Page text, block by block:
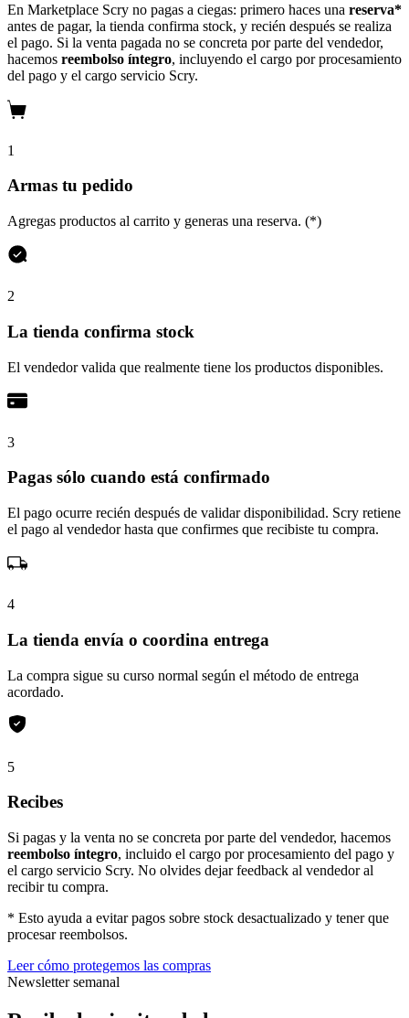
En Marketplace Scry no pagas a ciegas: primero haces una reserva*
antes de pagar, la tienda confirma stock, y recién después se realiza
el pago. Si la venta pagada no se concreta por parte del vendedor,
hacemos reembolso íntegro, incluyendo el cargo por procesamiento
del pago y el cargo servicio Scry.
1
Armas tu pedido
Agregas productos al carrito y generas una reserva. (*)
2
La tienda confirma stock
El vendedor valida que realmente tiene los productos disponibles.
3
Pagas sólo cuando está confirmado
El pago ocurre recién después de validar disponibilidad. Scry retiene
el pago al vendedor hasta que confirmes que recibiste tu compra.
4
La tienda envía o coordina entrega
La compra sigue su curso normal según el método de entrega
acordado.
5
Recibes
Si pagas y la venta no se concreta por parte del vendedor, hacemos
reembolso íntegro, incluido el cargo por procesamiento del pago y
el cargo servicio Scry. No olvides dejar feedback al vendedor al
recibir tu compra.
* Esto ayuda a evitar pagos sobre stock desactualizado y tener que
procesar reembolsos.
Leer cómo protegemos las compras
Newsletter semanal